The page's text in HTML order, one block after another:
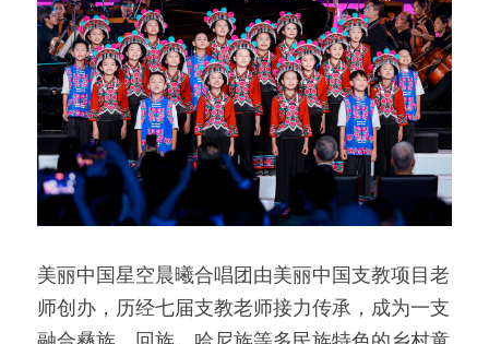
美丽中国星空晨曦合唱团由美丽中国支教项目老
师创办，历经七届支教老师接力传承，成为一支